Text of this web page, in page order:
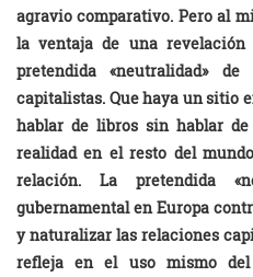
agravio comparativo. Pero al
la ventaja de una
pretendida «neutralidad»
capitalistas. Que haya un sitio
hablar de libros sin hablar
realidad en el resto del
relación. La pretendida
gubernamental en Europa
y naturalizar las relaciones
refleja en el uso mismo